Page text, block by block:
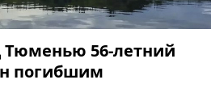
56-летний
погибшим